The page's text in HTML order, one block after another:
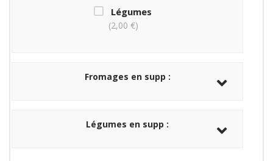
Légumes
2,00 €
Fromages en supp :
Légumes en supp :